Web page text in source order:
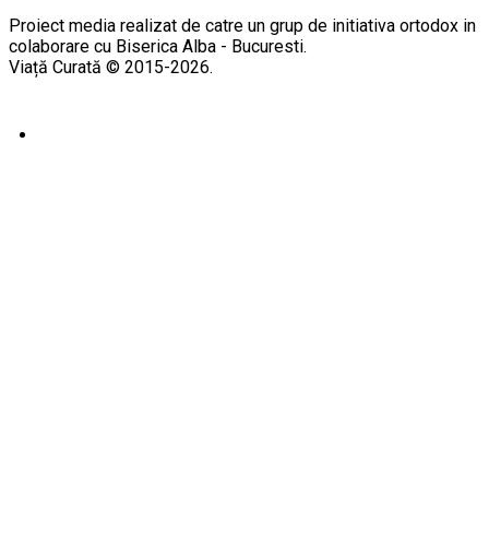
Proiect media realizat de catre un grup de initiativa ortodox in
colaborare cu Biserica Alba - Bucuresti.
Viață Curată © 2015-2026.